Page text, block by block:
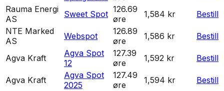
Rauma Energi
AS
Sweet Spot 126.69
øre
1,584 kr
Bestill
NTE Marked
AS
Webspot
126.89
øre
1,586 kr Bestill
Agva Kraft
Agva Spot
12
127.39
øre
1,592 kr Bestill
Agva Kraft
Agva Spot
2025
127.49
øre
1,594 kr Bestill